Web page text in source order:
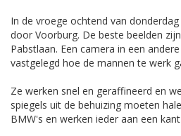
In de vroege ochtend van
door Voorburg. De beste beelden
Pabstlaan. Een camera in een
vastgelegd hoe de mannen te werk
Ze werken snel en geraffineerd en
spiegels uit de behuizing moeten
BMW's en werken ieder aan een